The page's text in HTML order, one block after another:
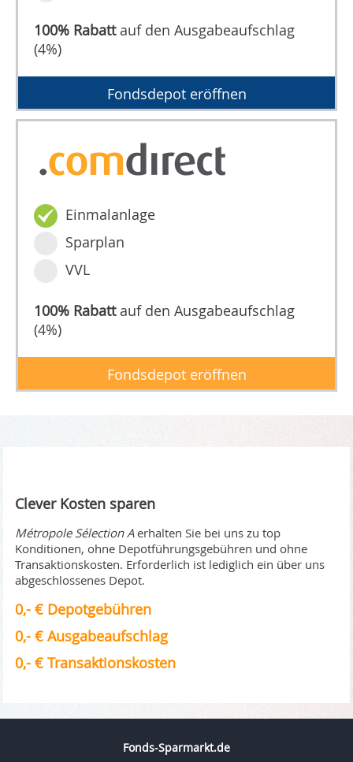
100% Rabattauf den Ausgabeaufschlag
(4%)
Fondsdepot eröffnen
Einmalanlage
Sparplan
VVL
100% Rabattauf den Ausgabeaufschlag
(4%)
Fondsdepot eröffnen
Clever Kosten sparen
Métropole Sélection Aerhalten Sie bei uns zu top
Konditionen, ohne Depotführungsgebühren und ohne
Transaktionskosten. Erforderlich ist lediglich ein über uns
abgeschlossenes Depot.
0,- € Depotgebühren
0,- € Ausgabeaufschlag
0,- € Transaktionskosten
Fonds-Sparmarkt.de